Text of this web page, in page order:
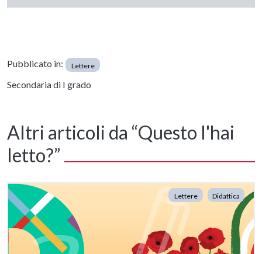
Pubblicato in: Lettere
Secondaria di I grado
Altri articoli da “Questo l'hai
letto?”
Lettere Didattica